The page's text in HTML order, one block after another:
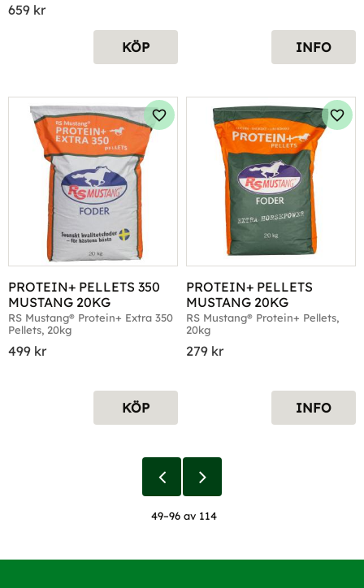
659 kr
KÖP INFO
PROTEIN+ PELLETS 350
MUSTANG 20KG
RS Mustang® Protein+ Extra 350
Pellets, 20kg
499 kr
Lägg till i favoriter
KÖP
PROTEIN+ PELLETS
MUSTANG 20KG
RS Mustang® Protein+ Pellets,
20kg
279 kr
INFO
49–96av 114